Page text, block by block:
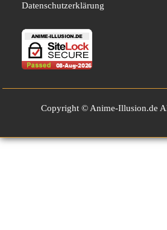
Datenschutzerklärung
Copyright © Anime-Illusion.de